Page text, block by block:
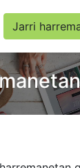
Jarri